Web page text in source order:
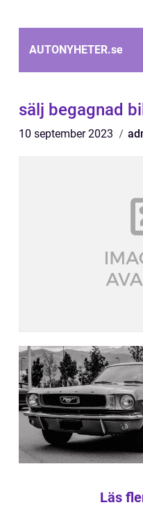
AUTONYHETER.se
sälj begagnad bil
10 september 2023
Läs